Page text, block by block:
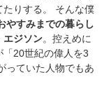
たりする。 そんな僕
やすみまでの暮らし
エジソン 。控えめに
「20世紀の偉人を3
っていた人物でもあ